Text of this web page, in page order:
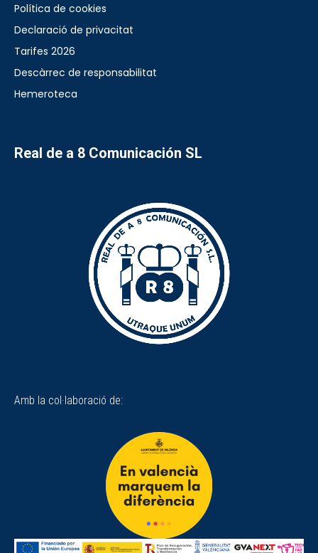
Política de cookies
Declaració de privacitat
Tarifes 2026
Descàrrec de responsabilitat
Hemeroteca
Real de a 8 Comunicación SL
Amb la col·laboració de: